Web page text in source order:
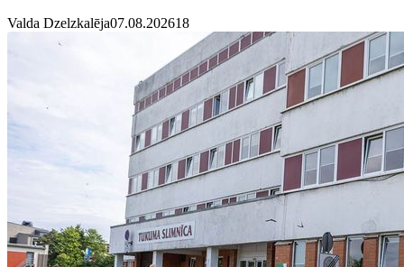
Valda Dzelzkalēja07.08.202618